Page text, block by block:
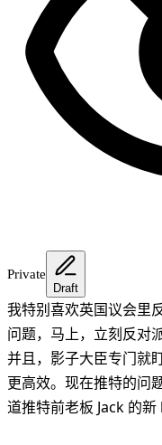
Private
Draft
我特别喜欢英国议会里
问题，马上，立刻反对
并且，影子大臣专门就
更高效。现在推特的问
道推特前老板 Jack 的新